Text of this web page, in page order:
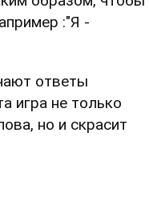
:"Я -
ответы
игра не только
но и скрасит